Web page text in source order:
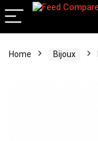
Home Bijoux